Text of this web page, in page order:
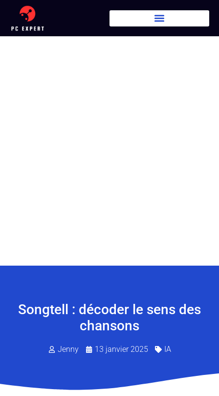
Songtell : décoder le sens des
chansons
Jenny 13 janvier 2025 IA